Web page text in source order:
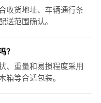
收货地址、车辆通行条
送范围确认。
？
、重量和易损程度采用
箱等合适包装。